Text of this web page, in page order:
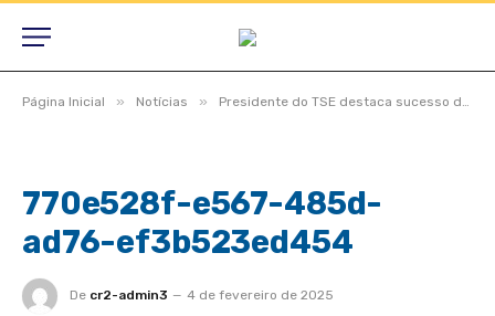
Página Inicial » Notícias » Presidente do TSE destaca sucesso das eleições e aprimoramento do processo eleitoral
770e528f-e567-485d-
ad76-ef3b523ed454
De cr2-admin3 4 de fevereiro de 2025